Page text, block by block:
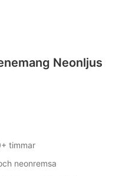
Neonljus
timmar
neonremsa